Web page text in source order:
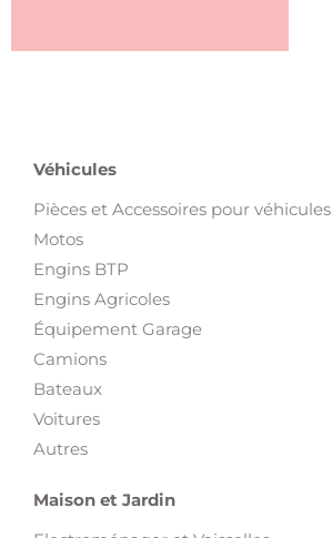
Véhicules
Pièces et Accessoires pour véhicules
Motos
Engins BTP
Engins Agricoles
Équipement Garage
Camions
Bateaux
Voitures
Autres
Maison et Jardin